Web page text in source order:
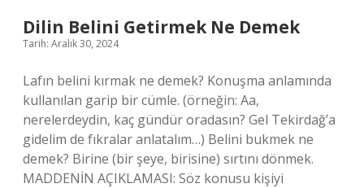
Dilin Belini Getirmek Ne Demek
Tarih: Aralık 30, 2024
Lafın belini kırmak ne demek? Konuşma anlamında
kullanılan garip bir cümle. (örneğin: Aa,
nerelerdeydin, kaç gündür oradasın? Gel Tekirdağ’a
gidelim de fıkralar anlatalım…) Belini bukmek ne
demek? Birine (bir şeye, birisine) sırtını dönmek.
MADDENİN AÇIKLAMASI: Söz konusu kişiyi